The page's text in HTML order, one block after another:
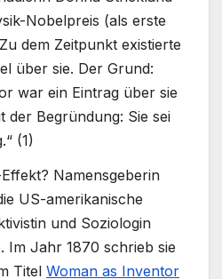
Nobelpreis (als erste
dem Zeitpunkt existierte
über sie. Der Grund:
war ein Eintrag über sie
der Begründung: Sie sei
(1)
Namensgeberin
US-amerikanische
und Soziologin
Im Jahr 1870 schrieb sie
Titel Woman as Inventor